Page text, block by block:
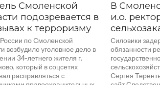
Смоленской
подозревается в
к терроризму
по Смоленской
возбудило уголовное дело в
34-летнего жителя г.
который в соцсетях
расправляться с
правоохранительных...
В
и.о.
Силовики
обязанности
Сергея
сайт